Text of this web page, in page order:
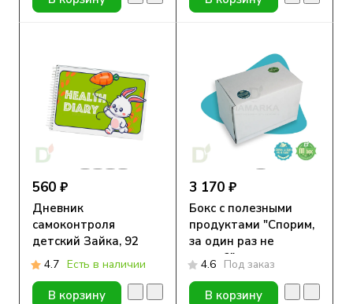
560 ₽
Дневник
самоконтроля
детский Зайка, 92
стр.
4.7 Есть в наличии
В корзину
3 170 ₽
Бокс с полезными
продуктами "Спорим,
за один раз не
съешь?"
4.6 Под заказ
В корзину